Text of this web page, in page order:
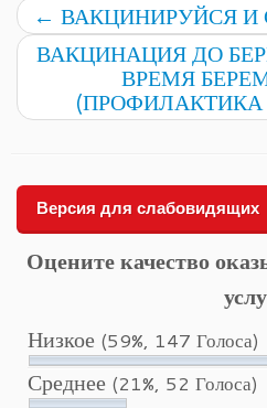
← ВАКЦИНИРУЙСЯ И
ВАКЦИНАЦИЯ ДО
ВРЕМЯ
(ПРОФИЛАКТИКА
Версия для слабовидящих
Оцените качество
Низкое (59%, 147 Голоса)
Среднее (21%, 52 Голоса)